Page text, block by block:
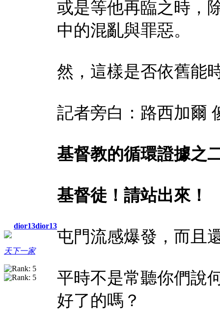
dior13dior13
天下一家
或是等他再臨之時，
中的混亂與罪惡。
然，這樣是否依舊能
記者旁白：路西加爾
基督教的循環證據之
基督徒！請站出來！
屯門流感爆發，而且
平時不是常聽你們說
好了的嗎？